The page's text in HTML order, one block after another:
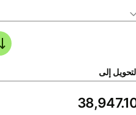
إلى